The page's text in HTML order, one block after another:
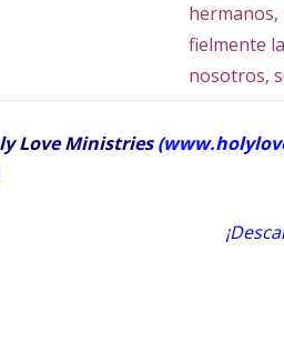
hermanos,
fielmente
nosotros,
Love Ministries(
E-